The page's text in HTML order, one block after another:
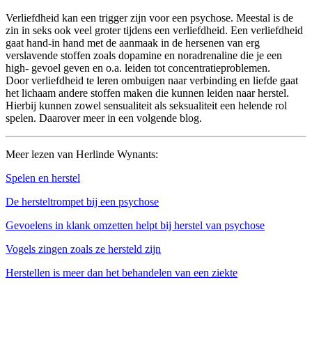
Verliefdheid kan een trigger zijn voor een psychose. Meestal is de
zin in seks ook veel groter tijdens een verliefdheid. Een verliefdheid
gaat hand-in hand met de aanmaak in de hersenen van erg
verslavende stoffen zoals dopamine en noradrenaline die je een
high- gevoel geven en o.a. leiden tot concentratieproblemen.
Door verliefdheid te leren ombuigen naar verbinding en liefde gaat
het lichaam andere stoffen maken die kunnen leiden naar herstel.
Hierbij kunnen zowel sensualiteit als seksualiteit een helende rol
spelen. Daarover meer in een volgende blog.
Meer lezen van Herlinde Wynants:
Spelen en herstel
De hersteltrompet bij een psychose
Gevoelens in klank omzetten helpt bij herstel van psychose
Vogels zingen zoals ze hersteld zijn
Herstellen is meer dan het behandelen van een ziekte